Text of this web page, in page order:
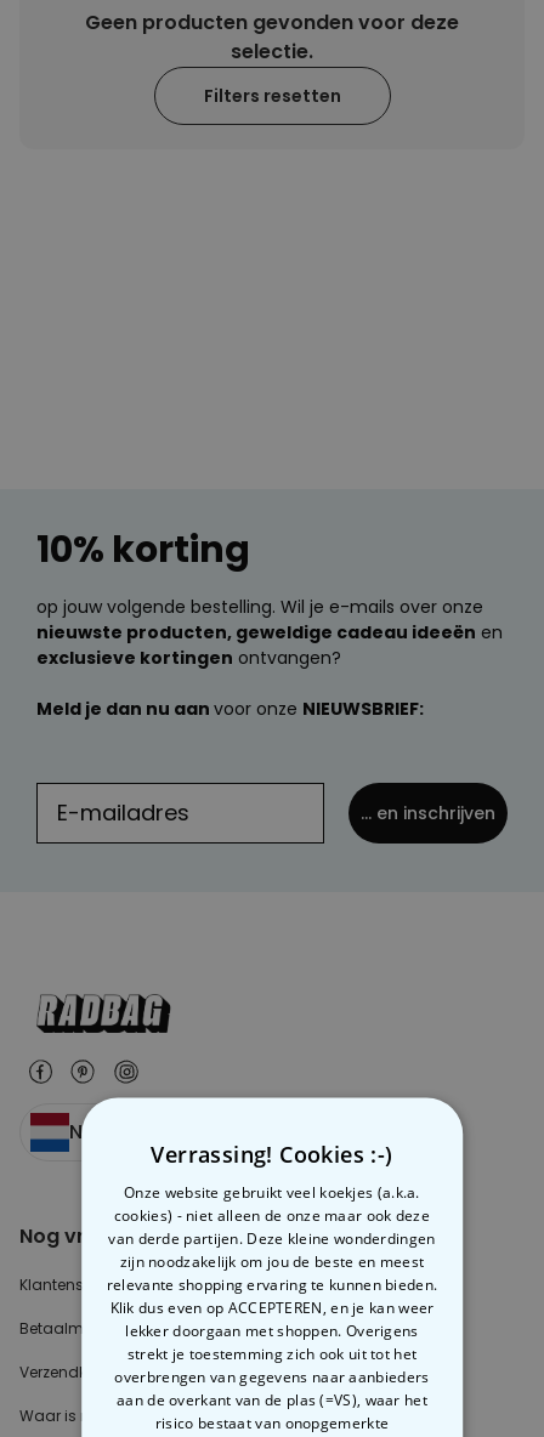
Personaliseerbaar
Gepersonaliseerde boxershort
met gezicht en tekst
29,99 €
Geen producten gevonden voor deze
selectie.
Filters resetten
10% korting
op jouw volgende bestelling. Wil je e-mails over onze
nieuwste producten, geweldige cadeau ideeën en
exclusieve kortingen ontvangen?
Meld je dan nu aan voor onze NIEUWSBRIEF:
... en inschrijven
Nederland
Nog vragen?
Klantenservice
Betaalmethoden?
Verzendkosten?
Waar is mijn bestelling?
Over radbag
Ons Team
Blog
Cookie instellingen
Verrassing! Cookies :-)
Onze website gebruikt veel koekjes (a.k.a.
cookies) - niet alleen de onze maar ook deze
van derde partijen. Deze kleine wonderdingen
zijn noodzakelijk om jou de beste en meest
relevante shopping ervaring te kunnen bieden.
Klik dus even op ACCEPTEREN, en je kan weer
lekker doorgaan met shoppen. Overigens
strekt je toestemming zich ook uit tot het
overbrengen van gegevens naar aanbieders
aan de overkant van de plas (=VS), waar het
risico bestaat van onopgemerkte